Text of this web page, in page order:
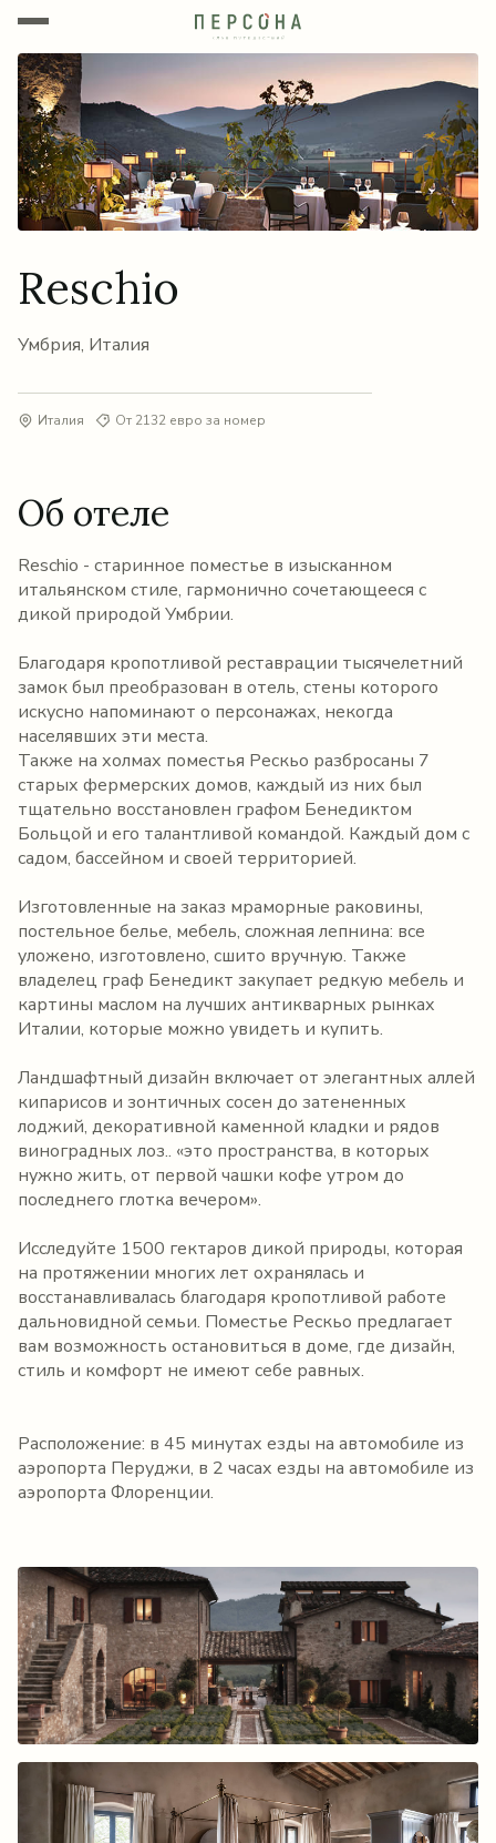
Reschio
Умбрия, Италия
Италия От 2132 евро за номер
Об отеле
Reschio - старинное поместье в изысканном
итальянском стиле, гармонично сочетающееся с
дикой природой Умбрии.
Благодаря кропотливой реставрации тысячелетний
замок был преобразован в отель, стены которого
искусно напоминают о персонажах, некогда
населявших эти места.
Также на холмах поместья Рескьо разбросаны 7
старых фермерских домов, каждый из них был
тщательно восстановлен графом Бенедиктом
Больцой и его талантливой командой. Каждый дом с
садом, бассейном и своей территорией.
Изготовленные на заказ мраморные раковины,
постельное белье, мебель, сложная лепнина: все
уложено, изготовлено, сшито вручную. Также
владелец граф Бенедикт закупает редкую мебель и
картины маслом на лучших антикварных рынках
Италии, которые можно увидеть и купить.
Ландшафтный дизайн включает от элегантных аллей
кипарисов и зонтичных сосен до затененных
лоджий, декоративной каменной кладки и рядов
виноградных лоз.. «это пространства, в которых
нужно жить, от первой чашки кофе утром до
последнего глотка вечером».
Исследуйте 1500 гектаров дикой природы, которая
на протяжении многих лет охранялась и
восстанавливалась благодаря кропотливой работе
дальновидной семьи. Поместье Рескьо предлагает
вам возможность остановиться в доме, где дизайн,
стиль и комфорт не имеют себе равных.
Расположение: в 45 минутах езды на автомобиле из
аэропорта Перуджи, в 2 часах езды на автомобиле из
аэропорта Флоренции.